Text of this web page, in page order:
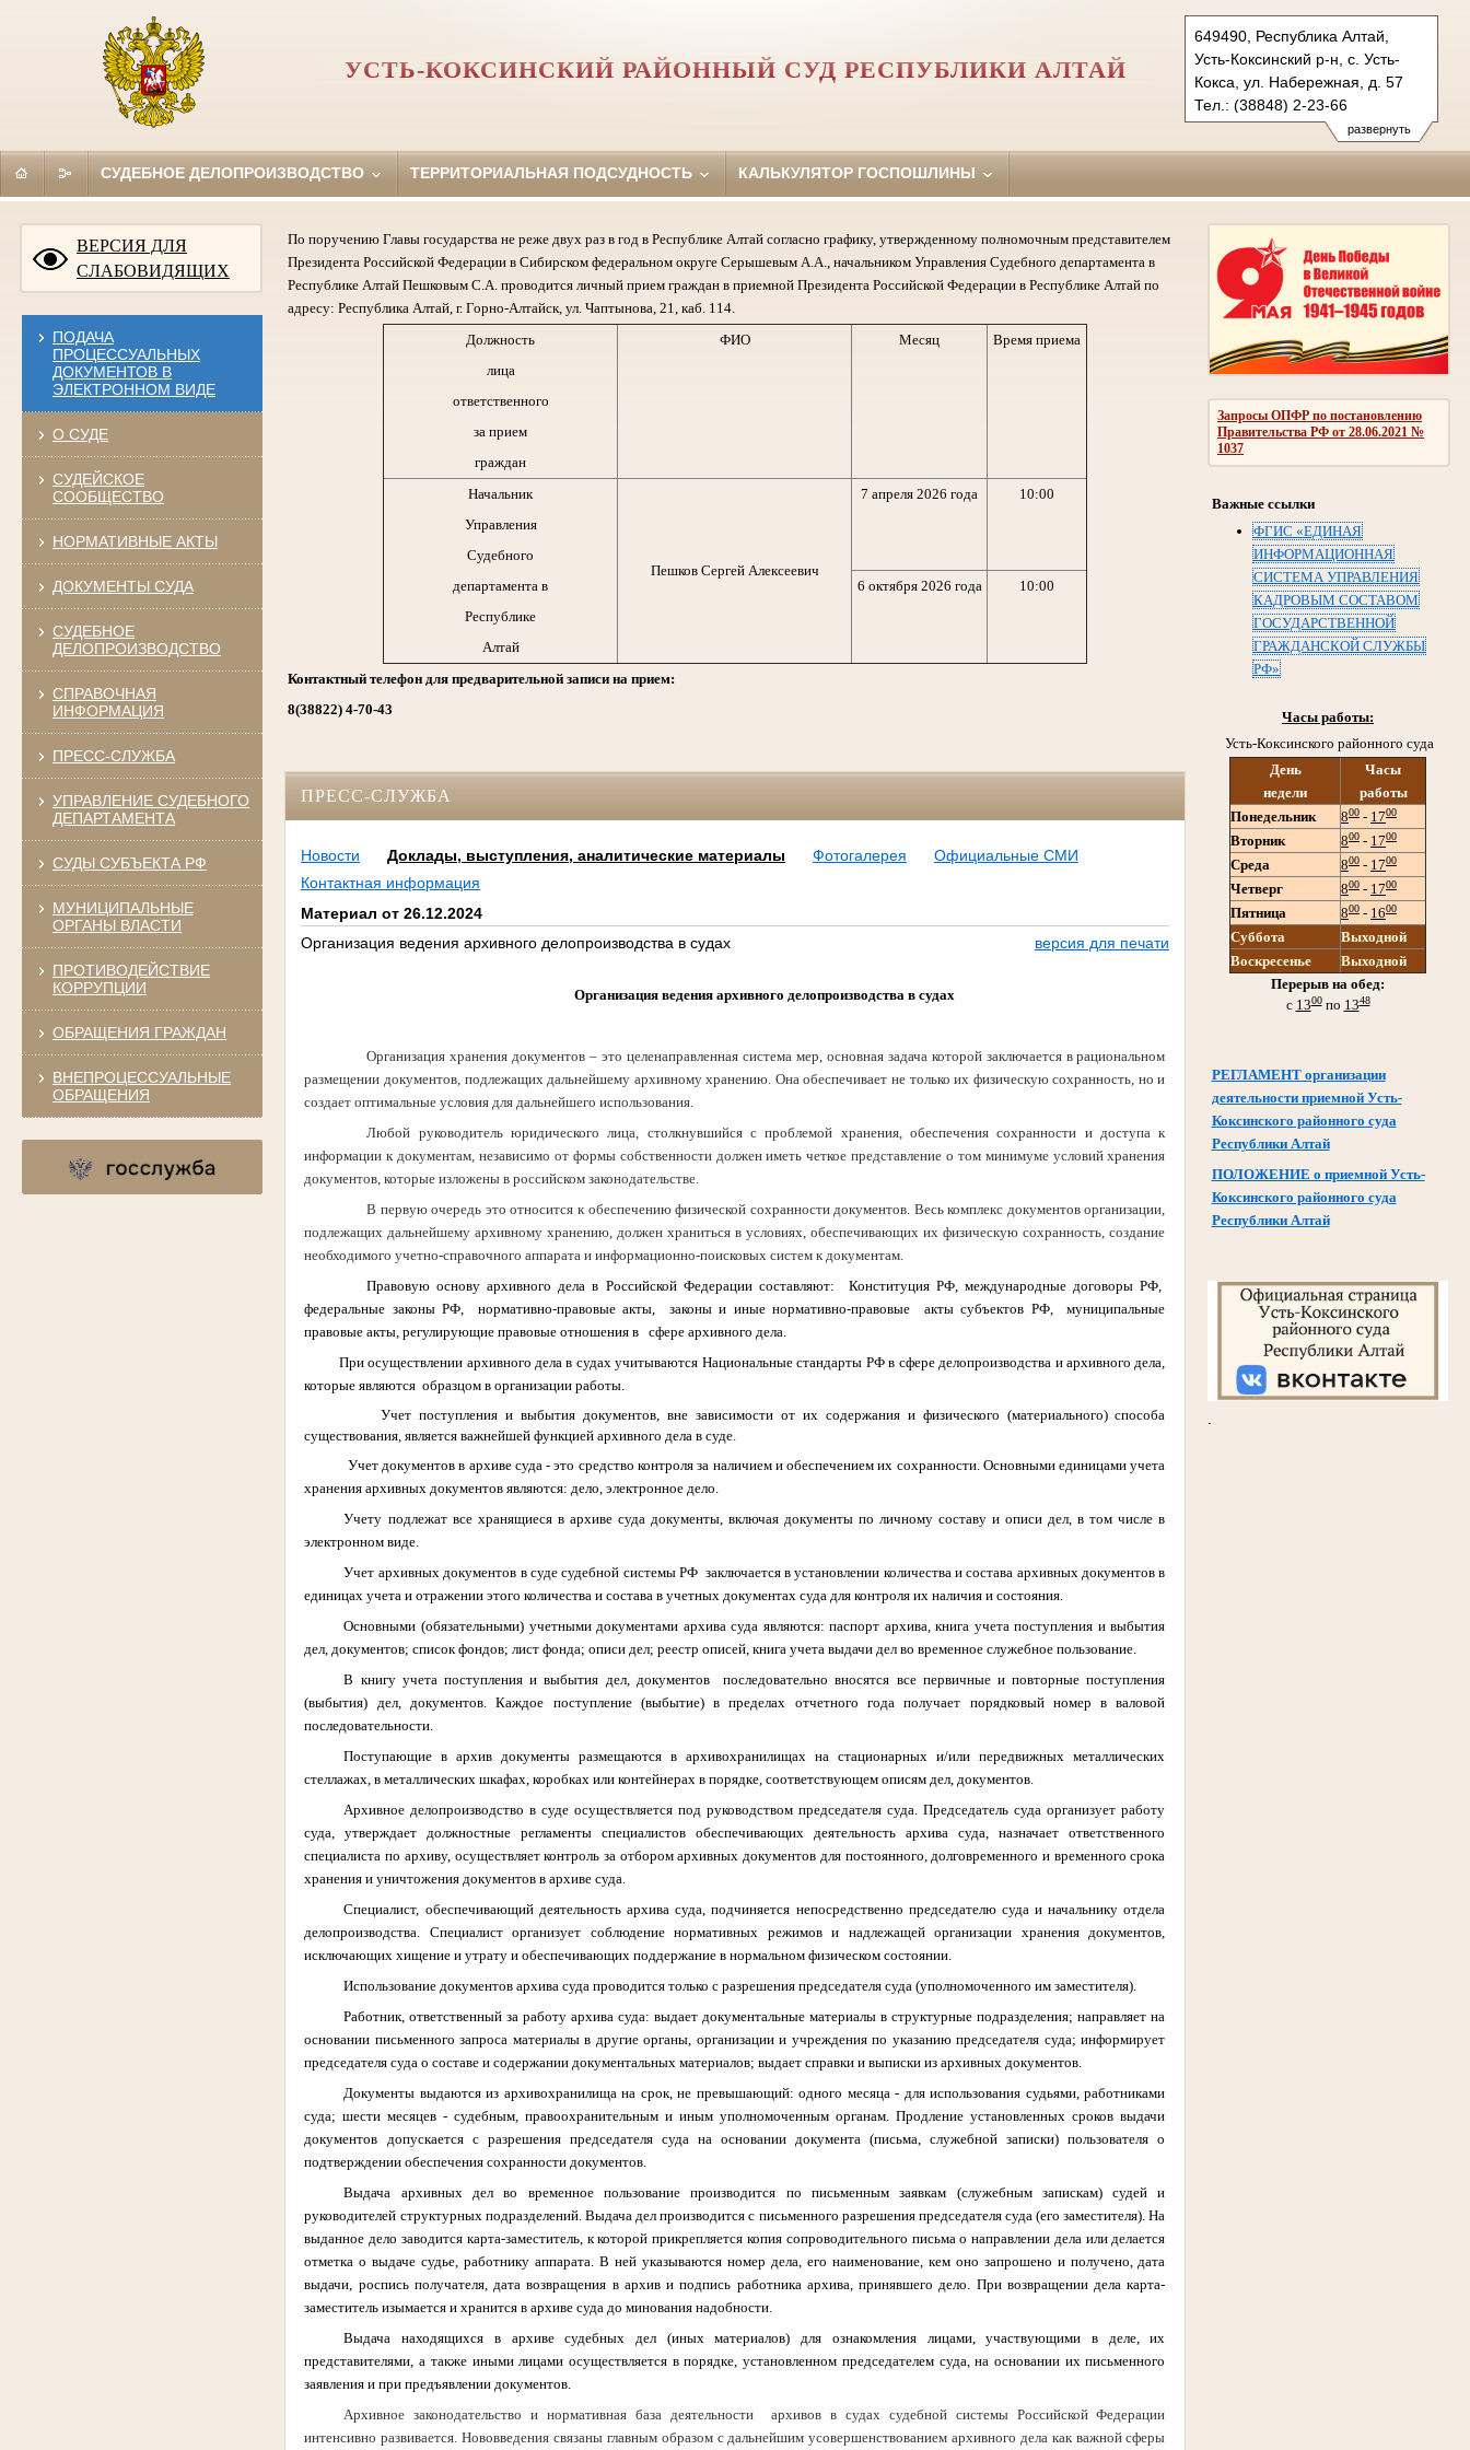
развернуть
649490, Республика Алтай,
Усть-Коксинский р-н, с. Усть-
Кокса, ул. Набережная, д. 57
Тел.: (38848) 2-23-66
ust-koksinsky.ralt@sudrf.ru
УСТЬ-КОКСИНСКИЙ РАЙОННЫЙ СУД РЕСПУБЛИКИ АЛТАЙ
СУДЕБНОЕ ДЕЛОПРОИЗВОДСТВО ТЕРРИТОРИАЛЬНАЯ ПОДСУДНОСТЬ КАЛЬКУЛЯТОР ГОСПОШЛИНЫ
ВЕРСИЯ ДЛЯ
СЛАБОВИДЯЩИХ
ПОДАЧА
ПРОЦЕССУАЛЬНЫХ
ДОКУМЕНТОВ В
ЭЛЕКТРОННОМ ВИДЕ
О СУДЕ
СУДЕЙСКОЕ
СООБЩЕСТВО
НОРМАТИВНЫЕ АКТЫ
ДОКУМЕНТЫ СУДА
СУДЕБНОЕ
ДЕЛОПРОИЗВОДСТВО
СПРАВОЧНАЯ
ИНФОРМАЦИЯ
ПРЕСС-СЛУЖБА
УПРАВЛЕНИЕ СУДЕБНОГО
ДЕПАРТАМЕНТА
СУДЫ СУБЪЕКТА РФ
МУНИЦИПАЛЬНЫЕ
ОРГАНЫ ВЛАСТИ
ПРОТИВОДЕЙСТВИЕ
КОРРУПЦИИ
ОБРАЩЕНИЯ ГРАЖДАН
ВНЕПРОЦЕССУАЛЬНЫЕ
ОБРАЩЕНИЯ
Запросы ОПФР по постановлению
Правительства РФ от 28.06.2021 №
1037
Важные ссылки
ФГИС «ЕДИНАЯ
ИНФОРМАЦИОННАЯ
СИСТЕМА УПРАВЛЕНИЯ
КАДРОВЫМ СОСТАВОМ
ГОСУДАРСТВЕННОЙ
ГРАЖДАНСКОЙ СЛУЖБЫ
РФ»
Часы работы:
Усть-Коксинского районного суда
День
недели
Часы
работы
Понедельник
800 - 1700
Вторник 800 - 1700
Среда 800 - 1700
Четверг 800 - 1700
Пятница 800 - 1600
Суббота
Выходной
Воскресенье
Выходной
Перерыв на обед:
с 1300по 1348
РЕГЛАМЕНТ организации
деятельности приемной Усть-
Коксинского районного суда
Республики Алтай
ПОЛОЖЕНИЕ о приемной Усть-
Коксинского районного суда
Республики Алтай
По поручению Главы государства не реже двух раз в год в Республике Алтай согласно графику, утвержденному полномочным представителем
Президента Российской Федерации в Сибирском федеральном округе Серышевым А.А., начальником Управления Судебного департамента в
Республике Алтай Пешковым С.А. проводится личный прием граждан в приемной Президента Российской Федерации в Республике Алтай по
адресу: Республика Алтай, г. Горно-Алтайск, ул. Чаптынова, 21, каб. 114.
Должность
лица
ответственного
за прием
граждан
ФИО Месяц Время приема
Начальник
Управления
Судебного
департамента в
Республике
Алтай
Пешков Сергей Алексеевич
7 апреля 2026 года 10:00
6 октября 2026 года 10:00
Контактный телефон для предварительной записи на прием:
8(38822) 4-70-43
ПРЕСС-СЛУЖБА
Новости Доклады, выступления, аналитические материалы Фотогалерея
Официальные СМИ
Контактная информация
Материал от 26.12.2024
Организация ведения архивного делопроизводства в судах
версия для печати
Организация ведения архивного делопроизводства в судах
Организация хранения документов – это целенаправленная система мер, основная задача которой заключается в рациональном
размещении документов, подлежащих дальнейшему архивному хранению. Она обеспечивает не только их физическую сохранность, но и
создает оптимальные условия для дальнейшего использования.
Любой руководитель юридического лица, столкнувшийся с проблемой хранения, обеспечения сохранности и доступа к
информации к документам, независимо от формы собственности должен иметь четкое представление о том минимуме условий хранения
документов, которые изложены в российском законодательстве.
В первую очередь это относится к обеспечению физической сохранности документов. Весь комплекс документов организации,
подлежащих дальнейшему архивному хранению, должен храниться в условиях, обеспечивающих их физическую сохранность, создание
необходимого учетно-справочного аппарата и информационно-поисковых систем к документам.
Правовую основу архивного дела в Российской Федерации составляют: Конституция РФ, международные договоры РФ,
федеральные законы РФ, нормативно-правовые акты, законы и иные нормативно-правовые акты субъектов РФ, муниципальные
правовые акты, регулирующие правовые отношения в сфере архивного дела.
При осуществлении архивного дела в судах учитываются Национальные стандарты РФ в сфере делопроизводства и архивного дела,
которые являются образцом в организации работы.
Учет поступления и выбытия документов, вне зависимости от их содержания и физического (материального) способа
существования, является важнейшей функцией архивного дела в суде.
Учет документов в архиве суда - это средство контроля за наличием и обеспечением их сохранности. Основными единицами учета
хранения архивных документов являются: дело, электронное дело.
Учету подлежат все хранящиеся в архиве суда документы, включая документы по личному составу и описи дел, в том числе в
электронном виде.
Учет архивных документов в суде судебной системы РФ заключается в установлении количества и состава архивных документов в
единицах учета и отражении этого количества и состава в учетных документах суда для контроля их наличия и состояния.
Основными (обязательными) учетными документами архива суда являются: паспорт архива, книга учета поступления и выбытия
дел, документов; список фондов; лист фонда; описи дел; реестр описей, книга учета выдачи дел во временное служебное пользование.
В книгу учета поступления и выбытия дел, документов последовательно вносятся все первичные и повторные поступления
(выбытия) дел, документов. Каждое поступление (выбытие) в пределах отчетного года получает порядковый номер в валовой
последовательности.
Поступающие в архив документы размещаются в архивохранилищах на стационарных и/или передвижных металлических
стеллажах, в металлических шкафах, коробках или контейнерах в порядке, соответствующем описям дел, документов.
Архивное делопроизводство в суде осуществляется под руководством председателя суда. Председатель суда организует работу
суда, утверждает должностные регламенты специалистов обеспечивающих деятельность архива суда, назначает ответственного
специалиста по архиву, осуществляет контроль за отбором архивных документов для постоянного, долговременного и временного срока
хранения и уничтожения документов в архиве суда.
Специалист, обеспечивающий деятельность архива суда, подчиняется непосредственно председателю суда и начальнику отдела
делопроизводства. Специалист организует соблюдение нормативных режимов и надлежащей организации хранения документов,
исключающих хищение и утрату и обеспечивающих поддержание в нормальном физическом состоянии.
Использование документов архива суда проводится только с разрешения председателя суда (уполномоченного им заместителя).
Работник, ответственный за работу архива суда: выдает документальные материалы в структурные подразделения; направляет на
основании письменного запроса материалы в другие органы, организации и учреждения по указанию председателя суда; информирует
председателя суда о составе и содержании документальных материалов; выдает справки и выписки из архивных документов.
Документы выдаются из архивохранилища на срок, не превышающий: одного месяца - для использования судьями, работниками
суда; шести месяцев - судебным, правоохранительным и иным уполномоченным органам. Продление установленных сроков выдачи
документов допускается с разрешения председателя суда на основании документа (письма, служебной записки) пользователя о
подтверждении обеспечения сохранности документов.
Выдача архивных дел во временное пользование производится по письменным заявкам (служебным запискам) судей и
руководителей структурных подразделений. Выдача дел производится с письменного разрешения председателя суда (его заместителя). На
выданное дело заводится карта-заместитель, к которой прикрепляется копия сопроводительного письма о направлении дела или делается
отметка о выдаче судье, работнику аппарата. В ней указываются номер дела, его наименование, кем оно запрошено и получено, дата
выдачи, роспись получателя, дата возвращения в архив и подпись работника архива, принявшего дело. При возвращении дела карта-
заместитель изымается и хранится в архиве суда до минования надобности.
Выдача находящихся в архиве судебных дел (иных материалов) для ознакомления лицами, участвующими в деле, их
представителями, а также иными лицами осуществляется в порядке, установленном председателем суда, на основании их письменного
заявления и при предъявлении документов.
Архивное законодательство и нормативная база деятельности архивов в судах судебной системы Российской Федерации
интенсивно развивается. Нововведения связаны главным образом с дальнейшим усовершенствованием архивного дела как важной сферы